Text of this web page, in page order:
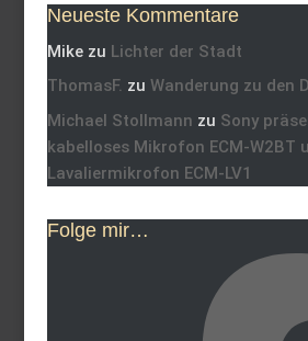
Neueste Kommentare
Mikezu Lichter der Stadt
ThomasF. zu Wanderung zu den
Michael Stollmann zu Sony
kabelloses Mikrofon ECM-W2BT
Lavaliermikrofon ECM-LV1
Folge mir…